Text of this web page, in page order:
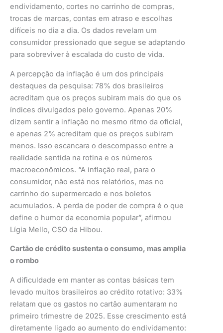
endividamento, cortes no carrinho de compras,
trocas de marcas, contas em atraso e escolhas
difíceis no dia a dia. Os dados revelam um
consumidor pressionado que segue se adaptando
para sobreviver à escalada do custo de vida.
A percepção da inflação é um dos principais
destaques da pesquisa: 78% dos brasileiros
acreditam que os preços subiram mais do que os
índices divulgados pelo governo. Apenas 20%
dizem sentir a inflação no mesmo ritmo da oficial,
e apenas 2% acreditam que os preços subiram
menos. Isso escancara o descompasso entre a
realidade sentida na rotina e os números
macroeconômicos. “A inflação real, para o
consumidor, não está nos relatórios, mas no
carrinho do supermercado e nos boletos
acumulados. A perda de poder de compra é o que
define o humor da economia popular”, afirmou
Lígia Mello, CSO da Hibou.
Cartão de crédito sustenta o consumo, mas amplia
o rombo
A dificuldade em manter as contas básicas tem
levado muitos brasileiros ao crédito rotativo: 33%
relatam que os gastos no cartão aumentaram no
primeiro trimestre de 2025. Esse crescimento está
diretamente ligado ao aumento do endividamento: